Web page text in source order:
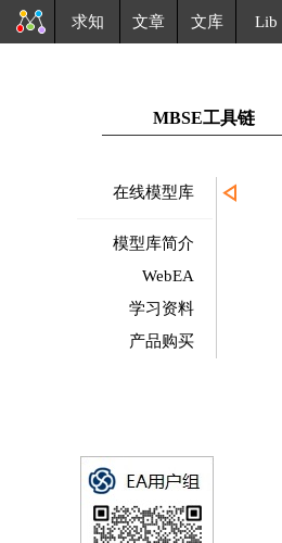
求知 文章 文库 Lib
MBSE工具链
在线模型库
模型库简介
WebEA
学习资料
产品购买